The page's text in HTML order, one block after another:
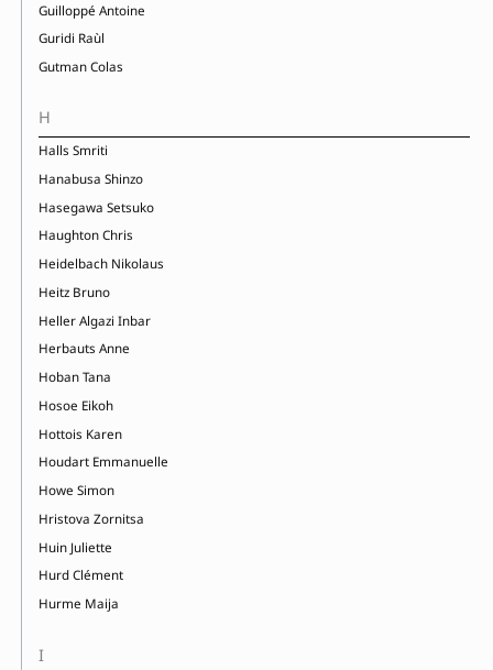
Guilloppé Antoine
Guridi Raùl
Gutman Colas
H
Halls Smriti
Hanabusa Shinzo
Hasegawa Setsuko
Haughton Chris
Heidelbach Nikolaus
Heitz Bruno
Heller Algazi Inbar
Herbauts Anne
Hoban Tana
Hosoe Eikoh
Hottois Karen
Houdart Emmanuelle
Howe Simon
Hristova Zornitsa
Huin Juliette
Hurd Clément
Hurme Maija
I